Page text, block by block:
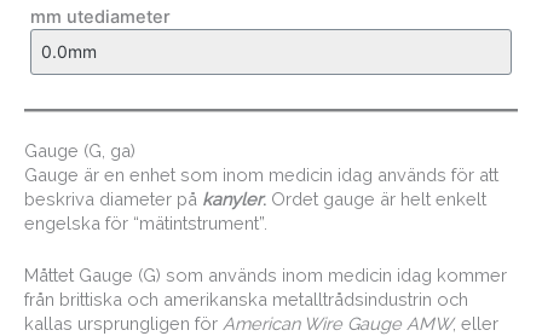
mm utediameter
Gauge (G, ga)
Gauge är en enhet som inom medicin idag används för att
beskriva diameter på kanyler. Ordet gauge är helt enkelt
engelska för “mätintstrument”.
Måttet Gauge (G) som används inom medicin idag kommer
från brittiska och amerikanska metalltrådsindustrin och
kallas ursprungligen för American Wire Gauge AMW, eller